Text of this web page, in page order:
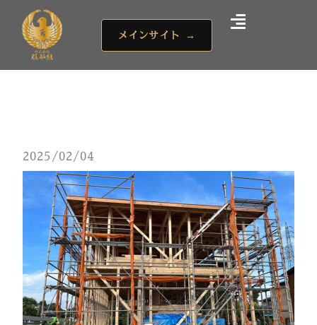
キ
メインサイト →
2025/02/04